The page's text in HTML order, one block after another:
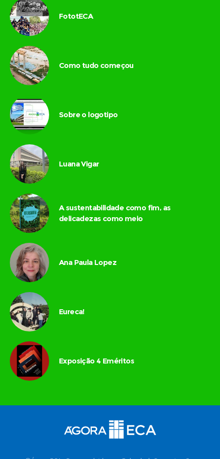
FototECA
Como tudo começou
Sobre o logotipo
Luana Vigar
A sustentabilidade como fim, as
delicadezas como meio
Ana Paula Lopez
Eureca!
Exposição 4 Eméritos